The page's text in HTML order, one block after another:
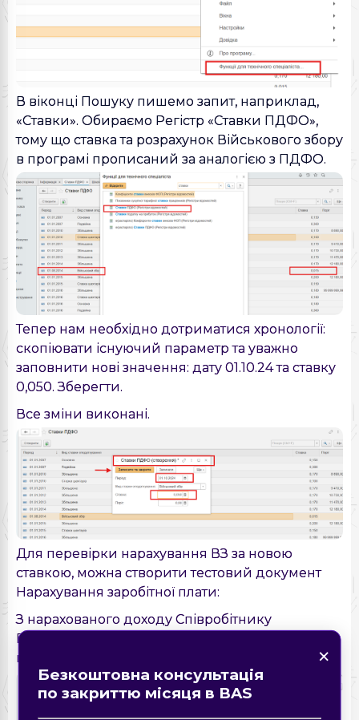
Форма зворотнього зв'язку
Замовте дзвінок
В віконці Пошуку пишемо запит, наприклад,
«Ставки». Обираємо Регістр «Ставки ПДФО»,
тому що ставка та розрахунок Військового збору
в програмі прописаний за аналогією з ПДФО.
Тепер нам необхідно дотриматися хронології:
скопіювати існуючий параметр та уважно
заповнити нові значення: дату 01.10.24 та ставку
0,050. Зберегти.
Все зміни виконані.
Для перевірки нарахування ВЗ за новою
ставкою, можна створити тестовий документ
Нарахування заробітної плати:
З нарахованого доходу Співробітнику
Військовий збір утримано в сумі – 3347,83 грн,
що становить 5%.
сторінці?
××
Безкоштовна консультація
по закриттю місяця в BAS